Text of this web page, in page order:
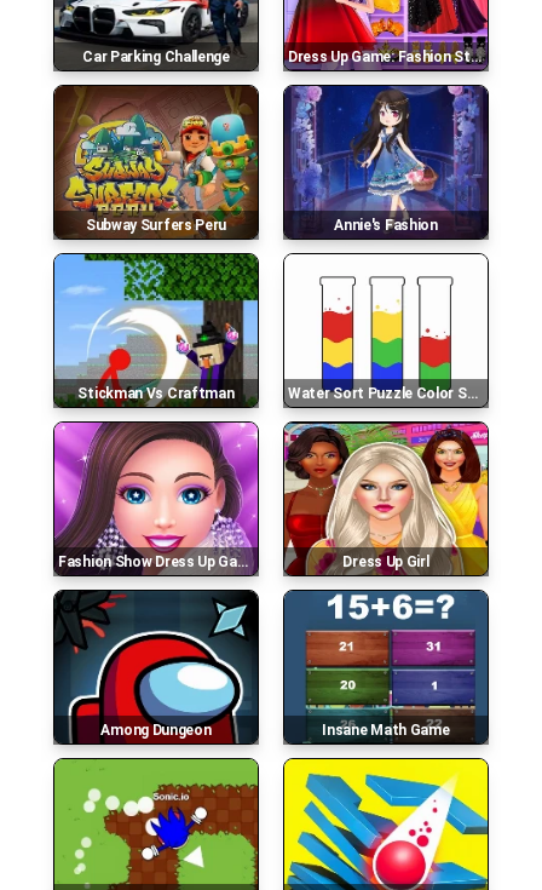
Car Parking Challenge Dress Up Game: Fashion Stylist
Subway Surfers Peru Annie's Fashion
Stickman Vs Craftman Water Sort Puzzle Color Sorting Game
Fashion Show Dress Up Game Dress Up Girl
Among Dungeon Insane Math Game